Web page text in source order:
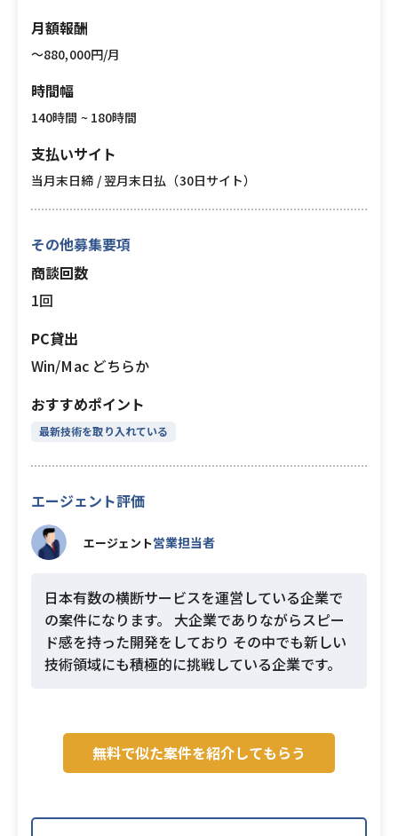
月額報酬
〜880,000円/月
時間幅
140時間 ~ 180時間
支払いサイト
当月末日締 / 翌月末日払（30日サイト）
その他募集要項
商談回数
1回
PC貸出
Win/Mac どちらか
おすすめポイント
最新技術を取り入れている
エージェント評価
エージェント営業担当者
日本有数の横断サービスを運営している企業で
の案件になります。 大企業でありながらスピー
ド感を持った開発をしており その中でも新しい
技術領域にも積極的に挑戦している企業です。
無料で似た案件を紹介してもらう